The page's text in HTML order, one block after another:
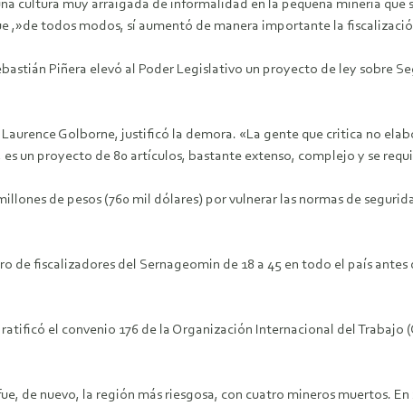
cultura muy arraigada de informalidad en la pequeña minería
,»de todos modos, sí aumentó de manera importante la
Piñera elevó al Poder Legislativo un proyecto de ley sobre
Golborne, justificó la demora. «La gente que critica no
un proyecto de 80 artículos, bastante extenso, complejo y se
de pesos (760 mil dólares) por vulnerar las normas de
de fiscalizadores del Sernageomin de 18 a 45 en todo el país
el convenio 176 de la Organización Internacional del Trabajo
de nuevo, la región más riesgosa, con cuatro mineros muertos.